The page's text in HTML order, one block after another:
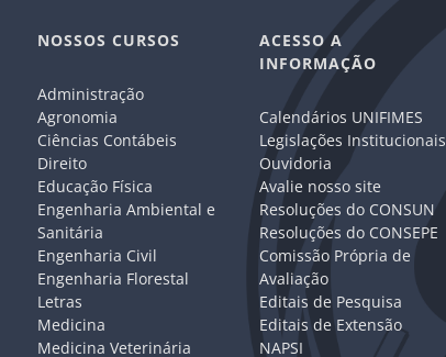
NOSSOS CURSOS
Administração
Agronomia
Ciências Contábeis
Direito
Educação Física
Engenharia Ambiental e
Sanitária
Engenharia Civil
Engenharia Florestal
Letras
Medicina
Medicina Veterinária
ACESSO A
INFORMAÇÃO
Calendários UNIFIMES
Legislações Institucionais
Ouvidoria
Avalie nosso site
Resoluções do CONSUN
Resoluções do CONSEPE
Comissão Própria de
Avaliação
Editais de Pesquisa
Editais de Extensão
NAPSI